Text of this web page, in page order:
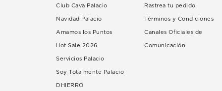
Club Cava Palacio
Navidad Palacio
Amamos los Puntos
Hot Sale 2026
Servicios Palacio
Soy Totalmente Palacio
DHIERRO
Rastrea tu pedido
Términos y Condiciones
Canales Oficiales de
Comunicación